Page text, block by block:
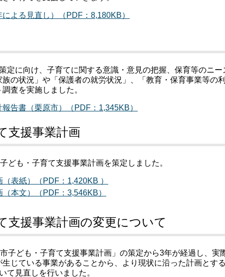
よる見直し）（PDF：8,180KB）
定に向け、子育てに関する意識・意見の把握、保育等のニー
の状況」や「保護者の就労状況」、「教育・保育事業等の
査を実施しました。
告書（栗原市）（PDF：1,345KB）
支援事業計画
ども・子育て支援事業計画を策定しました。
表紙）（PDF：1,420KB ）
本文）（PDF：3,546KB）
支援事業計画の変更について
子ども・子育て支援事業計画」の策定から3年が経過し、実
じている事業があることから、より現状に沿った計画とす
て見直しを行いました。